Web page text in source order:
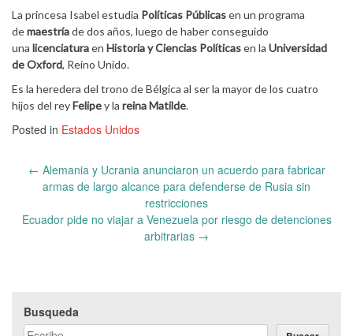
La princesa Isabel estudia Políticas Públicasen un programa
demaestríade dos años, luego de haber conseguido
una licenciaturaen Historia y Ciencias Políticasen la Universidad
de Oxford, Reino Unido.
Es la heredera del trono de Bélgica al ser la mayor de los cuatro
hijos del reyFelipey la reina Matilde.
Posted in Estados Unidos
Post
navigation
← Alemania y Ucrania anunciaron un acuerdo para fabricar
armas de largo alcance para defenderse de Rusia sin
restricciones
Ecuador pide no viajar a Venezuela por riesgo de detenciones
arbitrarias →
Busqueda